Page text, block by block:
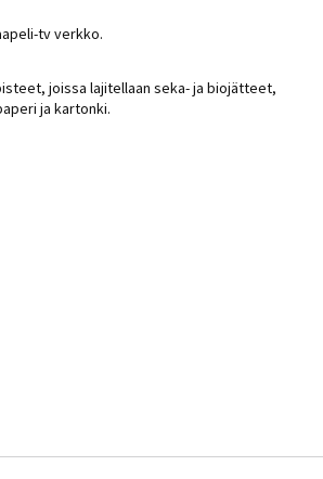
tv verkko.
joissa lajitellaan seka- ja biojätteet,
ja kartonki.